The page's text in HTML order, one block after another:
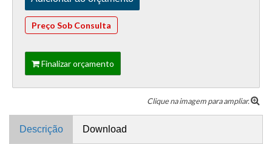
Preço Sob Consulta
Finalizar orçamento
Clique na imagem para ampliar.
Descrição Download